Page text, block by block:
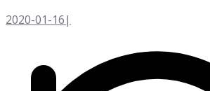
2020-01-16|